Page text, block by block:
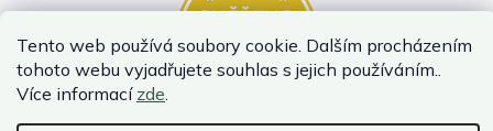
Tento web používá soubory cookie. Dalším procházením
tohoto webu vyjadřujete souhlas s jejich používáním..
Více informací zde.